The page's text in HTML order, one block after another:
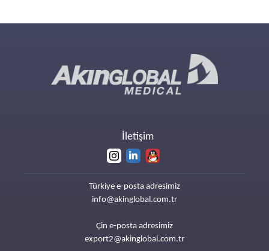
İletişim
Türkiye e-posta adresimiz
info@akinglobal.com.tr
Çin e-posta adresimiz
export2@akinglobal.com.tr